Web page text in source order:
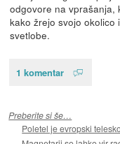
odgovore na vprašanja,
kako žrejo svojo okolico
svetlobe.
1 komentar
Preberite si še…
Poletel je evropski